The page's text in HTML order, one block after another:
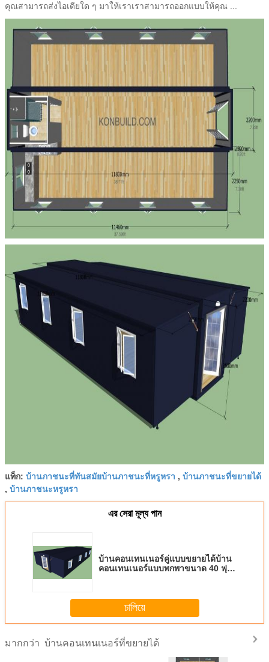
คุณสามารถส่งไอเดียใด ๆ มาให้เราเราสามารถออกแบบให้คุณ ...
แท็ก: บ้านภาชนะที่ทันสมัยบ้านภาชนะที่หรูหรา , บ้านภาชนะที่ขยายได้
, บ้านภาชนะหรูหรา
এর সেরা মূল্য পান
บ้านคอนเทนเนอร์คู่แบบขยายได้บ้าน
คอนเทนเนอร์แบบพกพาขนาด 40 ฟุต
চালিয়ে
มากกว่า บ้านคอนเทนเนอร์ที่ขยายได้